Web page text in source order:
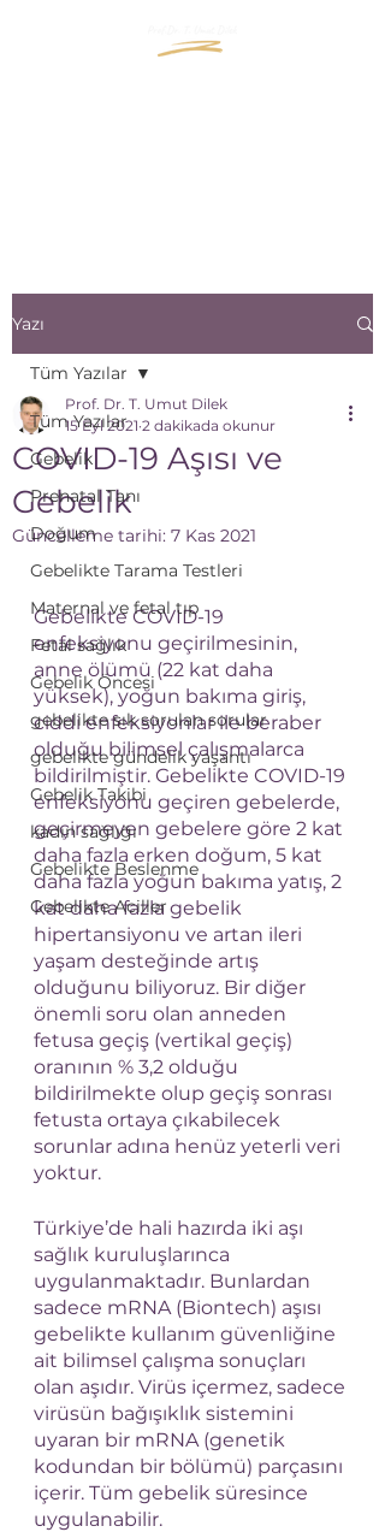
Yazı
Tüm Yazılar
Gebelik
Prenatal Tanı
Doğum
Gebelikte Tarama Testleri
Maternal ve fetal tıp
Fetal sağlık
Gebelik Öncesi
gebelikte sık sorulan sorular
gebelikte gündelik yaşantı
Gebelik Takibi
kadın sağlığı
Gebelikte Beslenme
Gebelikte Aciller
Tüm Yazılar
COVID-19 Aşısı ve
Gebelik
Prof. Dr. T. Umut Dilek
15 Eyl 2021 2 dakikada okunur
Güncelleme tarihi: 7 Kas 2021
Gebelikte COVID-19
enfeksiyonu geçirilmesinin,
anne ölümü (22 kat daha
yüksek), yoğun bakıma giriş,
ciddi enfeksiyonlar ile beraber
olduğu bilimsel çalışmalarca
bildirilmiştir. Gebelikte COVID-19
enfeksiyonu geçiren gebelerde,
geçirmeyen gebelere göre 2 kat
daha fazla erken doğum, 5 kat
daha fazla yoğun bakıma yatış, 2
kat daha fazla gebelik
hipertansiyonu ve artan ileri
yaşam desteğinde artış
olduğunu biliyoruz. Bir diğer
önemli soru olan anneden
fetusa geçiş (vertikal geçiş)
oranının % 3,2 olduğu
bildirilmekte olup geçiş sonrası
fetusta ortaya çıkabilecek
sorunlar adına henüz yeterli veri
yoktur.
Türkiye’de hali hazırda iki aşı
sağlık kuruluşlarınca
uygulanmaktadır. Bunlardan
sadece mRNA (Biontech) aşısı
gebelikte kullanım güvenliğine
ait bilimsel çalışma sonuçları
olan aşıdır. Virüs içermez, sadece
virüsün bağışıklık sistemini
uyaran bir mRNA (genetik
kodundan bir bölümü) parçasını
içerir. Tüm gebelik süresince
uygulanabilir.